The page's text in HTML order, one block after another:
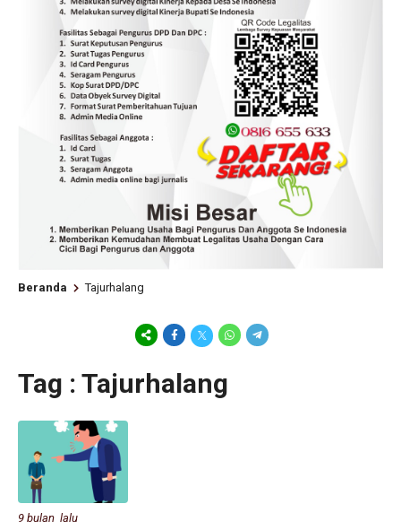
Beranda Tajurhalang
Tag : Tajurhalang
9 bulan lalu